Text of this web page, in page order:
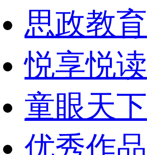
思政教育
悦享悦读
童眼天下
优秀作品